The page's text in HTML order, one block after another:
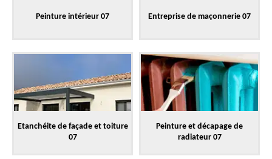
Peinture intérieur 07 Entreprise de maçonnerie 07
Etanchéite de façade et toiture
07
Peinture et décapage de
radiateur 07